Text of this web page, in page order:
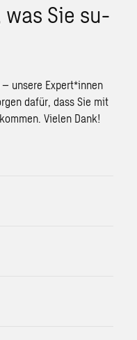
was Sie su­
unsere Expert*innen
dafür, dass Sie mit
Vielen Dank!